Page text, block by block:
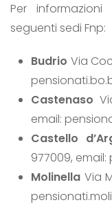
Per
seguenti sedi Fnp:
Budrio Via
Castenaso
email:
Castello
977009,
Molinella Via